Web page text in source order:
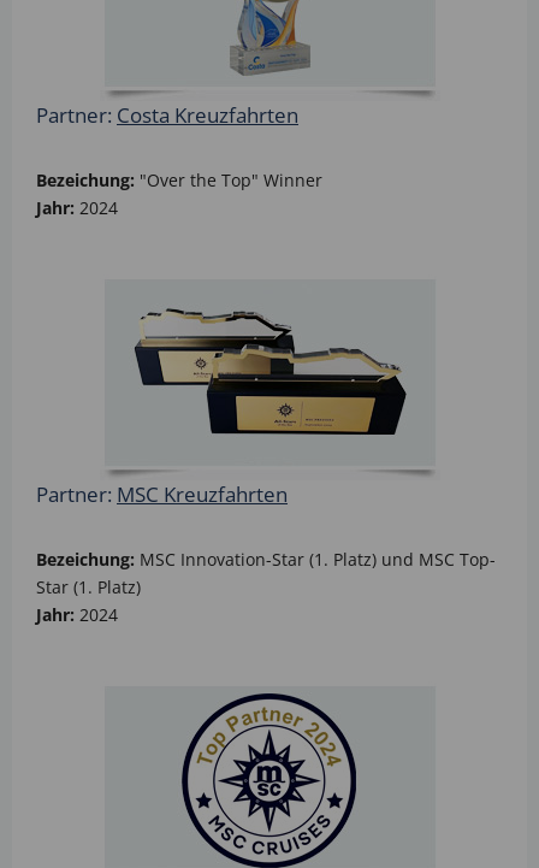
Partner: Costa Kreuzfahrten
Bezeichung: "Over the Top" Winner
Jahr: 2024
Partner: MSC Kreuzfahrten
Bezeichung: MSC Innovation-Star (1. Platz) und MSC Top-
Star (1. Platz)
Jahr: 2024